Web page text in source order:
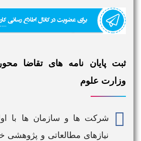
ثبت پایان نامه های تقاضا
وزارت علوم
شرکت ها و سازمان ها با
نیازهای مطالعاتی و پژوهشی